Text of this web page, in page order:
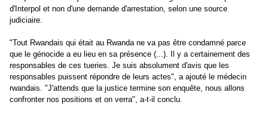
d'Interpol et non d'une demande d'arrestation, selon une source
judiciaire.
"Tout Rwandais qui était au Rwanda ne va pas être condamné parce
que le génocide a eu lieu en sa présence (...). Il y a certainement des
responsables de ces tueries. Je suis absolument d'avis que les
responsables puissent répondre de leurs actes", a ajouté le médecin
rwandais. "J'attends que la justice termine son enquête, nous allons
confronter nos positions et on verra", a-t-il conclu.